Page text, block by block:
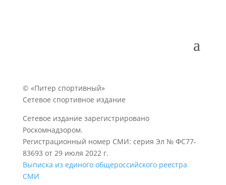
© «Питер спортивный»
Сетевое спортивное издание
Сетевое издание зарегистрировано
Роскомнадзором.
Регистрационный номер СМИ: серия Эл № ФС77-
83693 от 29 июля 2022 г.
Выписка из единого общероссийского реестра
СМИ